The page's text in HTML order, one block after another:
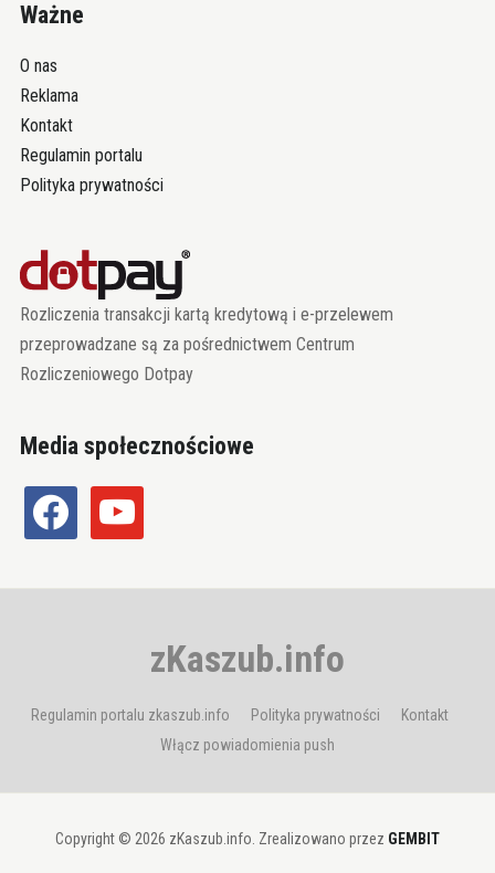
Ważne
O nas
Reklama
Kontakt
Regulamin portalu
Polityka prywatności
Rozliczenia transakcji kartą kredytową i e-przelewem
przeprowadzane są za pośrednictwem Centrum
Rozliczeniowego Dotpay
Media społecznościowe
facebook youtube
zKaszub.info
Regulamin portalu zkaszub.info Polityka prywatności
Kontakt
Włącz powiadomienia push
Copyright © 2026 zKaszub.info. Zrealizowano przez GEMBIT